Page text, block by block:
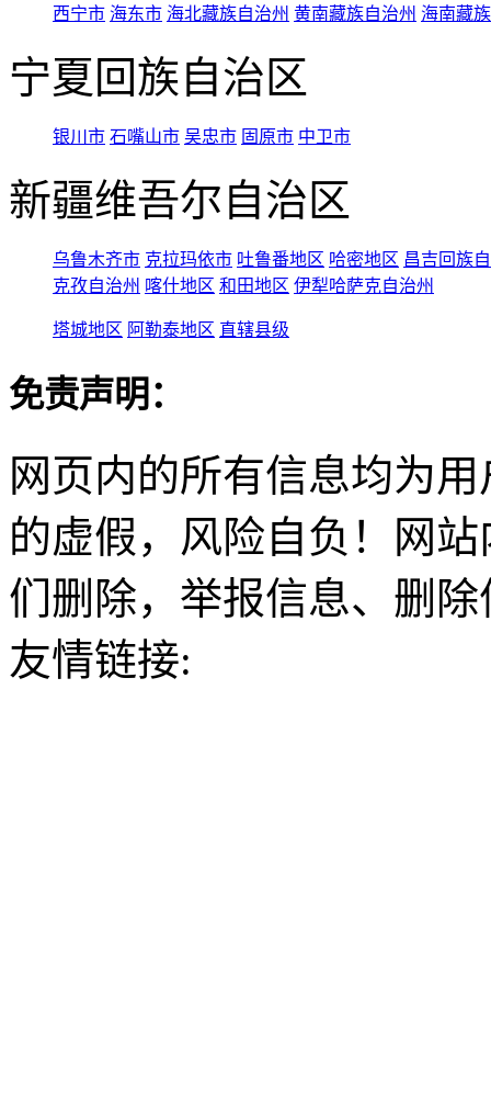
西宁市 海东市 海北藏族自治州 黄南藏族自治州 海南藏
宁夏回族自治区
银川市 石嘴山市 吴忠市 固原市 中卫市
新疆维吾尔自治区
乌鲁木齐市 克拉玛依市 吐鲁番地区 哈密地区 昌吉回族
克孜自治州 喀什地区 和田地区 伊犁哈萨克自治州
塔城地区 阿勒泰地区 直辖县级
免责声明：
网页内的所有信息均为
的虚假，风险自负！网
们删除，举报信息、删
友情链接: